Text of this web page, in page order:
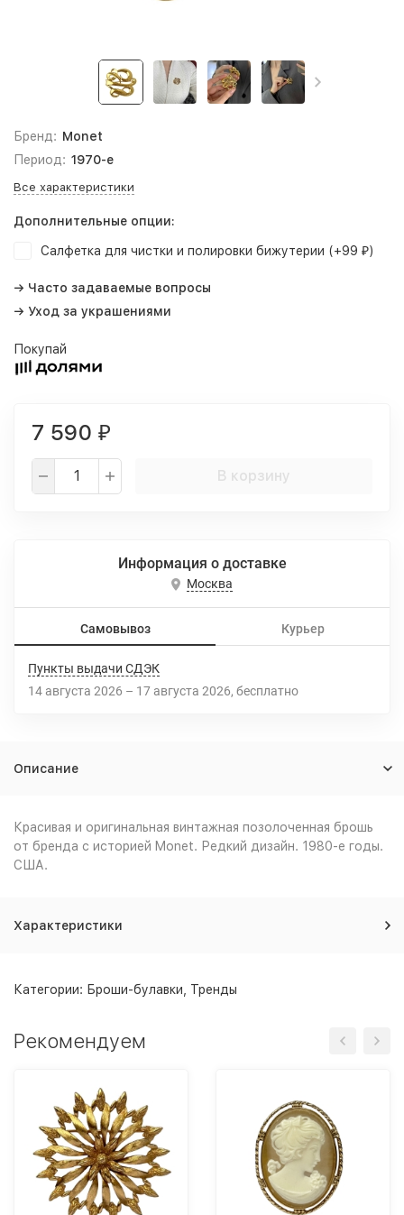
Бренд: Monet
Период: 1970-е
Все характеристики
Дополнительные опции:
Салфетка для чистки и полировки бижутерии (+99 ₽)
→ Часто задаваемые вопросы
→ Уход за украшениями
Покупай
7 590 ₽
В корзину
Информация о доставке
Москва
Самовывоз Курьер
Пункты выдачи СДЭК
14 августа 2026 – 17 августа 2026 Бесплатно
Описание
Красивая и оригинальная винтажная позолоченная брошь
от бренда с историей Monet. Редкий дизайн. 1980-е годы.
США.
Характеристики
Категории: Броши-булавки Тренды
Рекомендуем